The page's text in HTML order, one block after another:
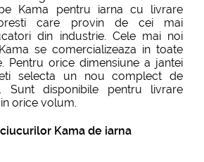
Kama pentru iarna cu livrare
care provin de cei mai
din industrie. Cele mai noi
se comercializeaza in toate
Pentru orice dimensiune a jantei
selecta un nou complect de
Sunt disponibile pentru livrare
orice volum.
Kama de iarna